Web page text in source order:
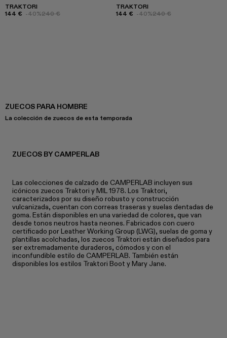
TRAKTORI
144 € -40%240 €
TRAKTORI
144 € -40%240 €
ZUECOS PARA HOMBRE
La colección de zuecos de esta temporada
ZUECOS BY CAMPERLAB
Las colecciones de calzado de CAMPERLAB incluyen sus
icónicos zuecos Traktori y MIL 1978. Los Traktori,
caracterizados por su diseño robusto y construcción
vulcanizada, cuentan con correas traseras y suelas dentadas de
goma. Están disponibles en una variedad de colores, que van
desde tonos neutros hasta neones. Fabricados con cuero
certificado por Leather Working Group (LWG), suelas de goma y
plantillas acolchadas, los zuecos Traktori están diseñados para
ser extremadamente duraderos, cómodos y con el
inconfundible estilo de CAMPERLAB. También están
disponibles los estilos Traktori Boot y Mary Jane.